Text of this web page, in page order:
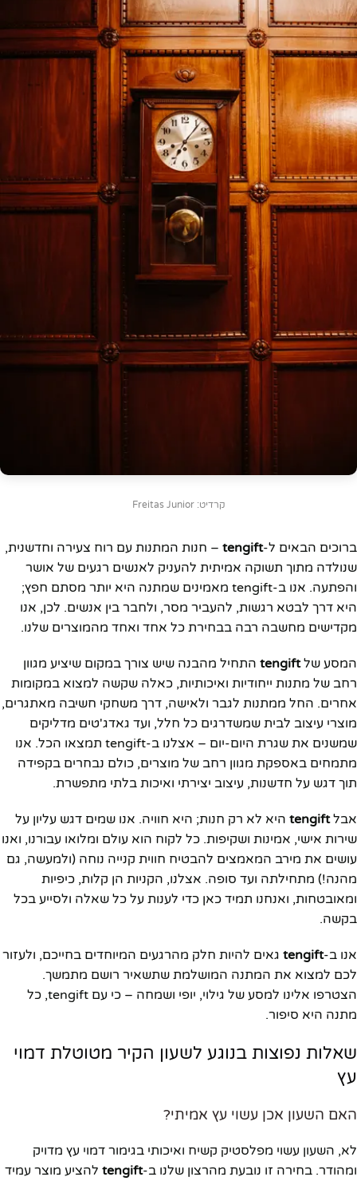
קרדיט: Freitas Junior
ברוכים הבאים ל-tengift – חנות המתנות עם רוח צעירה וחדשנית,
שנולדה מתוך תשוקה אמיתית להעניק לאנשים רגעים של אושר
והפתעה. אנו ב-tengift מאמינים שמתנה היא יותר מסתם חפץ;
היא דרך לבטא רגשות, להעביר מסר, ולחבר בין אנשים. לכן, אנו
מקדישים מחשבה רבה בבחירת כל אחד ואחד מהמוצרים שלנו.
המסע שלtengift התחיל מהבנה שיש צורך במקום שיציע מגוון
רחב של מתנות ייחודיות ואיכותיות, כאלה שקשה למצוא במקומות
אחרים. החל ממתנות לגבר ולאישה, דרך משחקי חשיבה מאתגרים,
מוצרי עיצוב לבית שמשדרגים כל חלל, ועד גאדג'טים מדליקים
שמשנים את שגרת היום-יום – אצלנו ב-tengift תמצאו הכל. אנו
מתמחים באספקת מגוון רחב של מוצרים, כולם נבחרים בקפידה
תוך דגש על חדשנות, עיצוב יצירתי ואיכות בלתי מתפשרת.
אבלtengift היא לא רק חנות; היא חוויה. אנו שמים דגש עליון על
שירות אישי, אמינות ושקיפות. כל לקוח הוא עולם ומלואו עבורנו, ואנו
עושים את מירב המאמצים להבטיח חווית קנייה נוחה (ולמעשה, גם
מהנה!) מתחילתה ועד סופה. אצלנו, הקניות הן קלות, כיפיות
ומאובטחות, ואנחנו תמיד כאן כדי לענות על כל שאלה ולסייע בכל
בקשה.
אנו ב-tengift גאים להיות חלק מהרגעים המיוחדים בחייכם, ולעזור
לכם למצוא את המתנה המושלמת שתשאיר רושם מתמשך.
הצטרפו אלינו למסע של גילוי, יופי ושמחה – כי עם tengift, כל
מתנה היא סיפור.
שאלות נפוצות בנוגע לשעון הקיר מטוטלת דמוי
עץ
האם השעון אכן עשוי עץ אמיתי?
לא, השעון עשוי מפלסטיק קשיח ואיכותי בגימור דמוי עץ מדויק
ומהודר. בחירה זו נובעת מהרצון שלנו ב-tengift להציע מוצר עמיד